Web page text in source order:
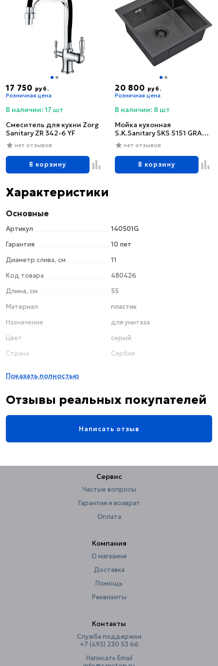
17 750 руб.
Розничная цена
В наличии: 17 шт
Смеситель для кухни Zorg
Sanitary ZR 342-6 YF
нет отзывов
В корзину
20 800 руб.
Розничная цена
В наличии: 8 шт
Мойка кухонная
S.K.Sanitary SKS 5151 GRAFIT
с сифоном
нет отзывов
В корзину
Характеристики
Основные
Артикул
140501G
Гарантия
10 лет
Диаметр слива, см
11
Код товара
480426
Длина, см
55
Материал
пластик
Назначение
для унитаза
Цвет
серый
Страна
Сербия
Показать полностью
Отзывы реальных покупателей
Написать отзыв
Сервис
Частые вопросы
Гарантия и возврат
Оплата
Компания
О магазине
Доставка
Помощь
Реквизиты
Контакты
Служба поддержки
+7 (495) 230 53 66
Написать Email